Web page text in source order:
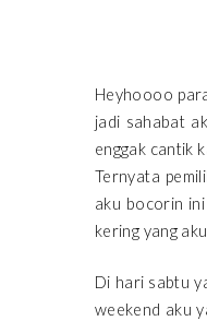
Heyhoooo
jadi sahabat
enggak cantik
Ternyata
aku bocorin
kering yang
Di hari sabtu
weekend aku